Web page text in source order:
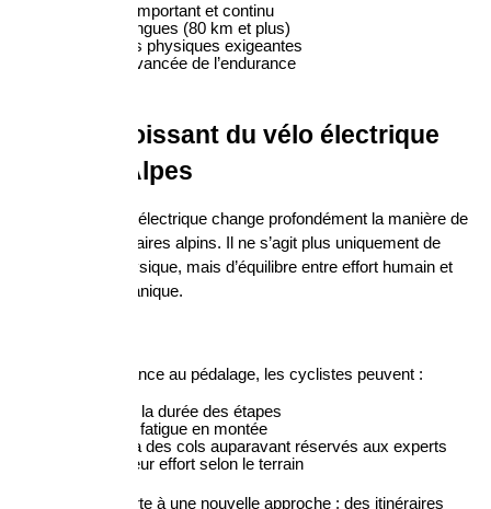
dénivelé important et continu
étapes longues (80 km et plus)
conditions physiques exigeantes
gestion avancée de l’endurance
Le rôle croissant du vélo électrique
dans les Alpes
L’arrivée du vélo électrique change profondément la manière de
planifier les itinéraires alpins. Il ne s’agit plus uniquement de
performance physique, mais d’équilibre entre effort humain et
assistance mécanique.
Grâce à l’assistance au pédalage, les cyclistes peuvent :
prolonger la durée des étapes
réduire la fatigue en montée
accéder à des cols auparavant réservés aux experts
adapter leur effort selon le terrain
Cela ouvre la porte à une nouvelle approche : des itinéraires